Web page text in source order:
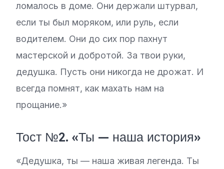
ломалось в доме. Они держали штурвал,
если ты был моряком, или руль, если
водителем. Они до сих пор пахнут
мастерской и добротой. За твои руки,
дедушка. Пусть они никогда не дрожат. И
всегда помнят, как махать нам на
прощание.»
Тост №2. «Ты — наша история»
«Дедушка, ты — наша живая легенда. Ты